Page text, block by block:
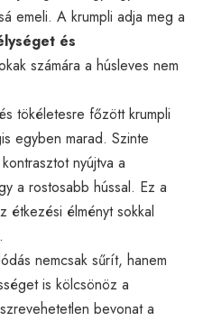
emeli. A krumpli adja meg a
és
számára a húsleves nem
tökéletesre főzött krumpli
egyben marad. Szinte
nyújtva a
a rostosabb hússal. Ez a
étkezési élményt sokkal
nemcsak sűrít, hanem
is kölcsönöz a
bevonat a